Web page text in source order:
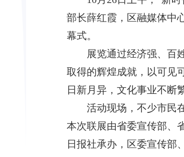
部长薛红霞， 区融媒体中
幕式。
展览通过经济强、百
取得的辉煌成就，以可见
日新月异，文化事业不断
活动现场，不少市民
本次联展由省委宣传部、
日报社承办，区委宣传部